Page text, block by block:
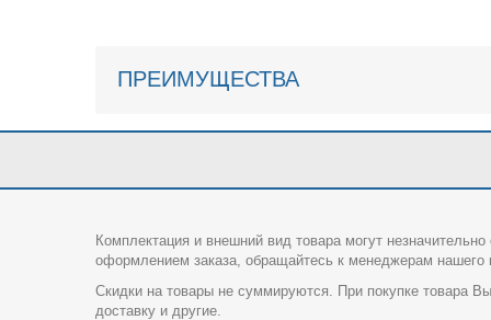
ПРЕИМУЩЕСТВА
Комплектация и внешний вид товара могут
оформлением заказа, обращайтесь к менеджерам нашего
Скидки на товары не суммируются. При покупке товара
доставку и другие.